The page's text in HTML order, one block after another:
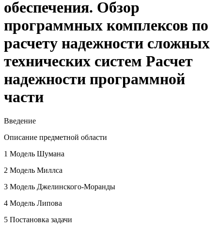
обеспечения. Обзор
программных комплексов по
расчету надежности сложных
технических систем Расчет
надежности программной
части
Введение
Описание предметной области
1 Модель Шумана
2 Модель Миллса
3 Модель Джелинского-Моранды
4 Модель Липова
5 Постановка задачи